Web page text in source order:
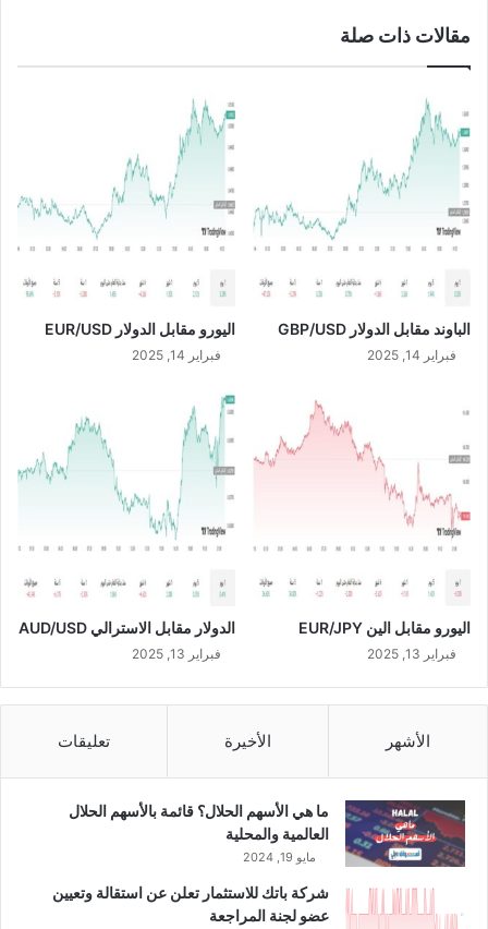
D
D
و
2
/
2
0
2
مقالات ذات صلة
الباوند مقابل الدولار GBP/USD
فبراير 14, 2025
اليورو مقابل الدولار EUR/USD
فبراير 14, 2025
اليورو مقابل الين EUR/JPY
فبراير 13, 2025
الدولار مقابل الاسترالي AUD/USD
فبراير 13, 2025
الأشهر الأخيرة تعليقات
ما هي الأسهم الحلال؟ قائمة بالأسهم الحلال
العالمية والمحلية
مايو 19, 2024
شركة باتك للاستثمار تعلن عن استقالة وتعيين
عضو لجنة المراجعة